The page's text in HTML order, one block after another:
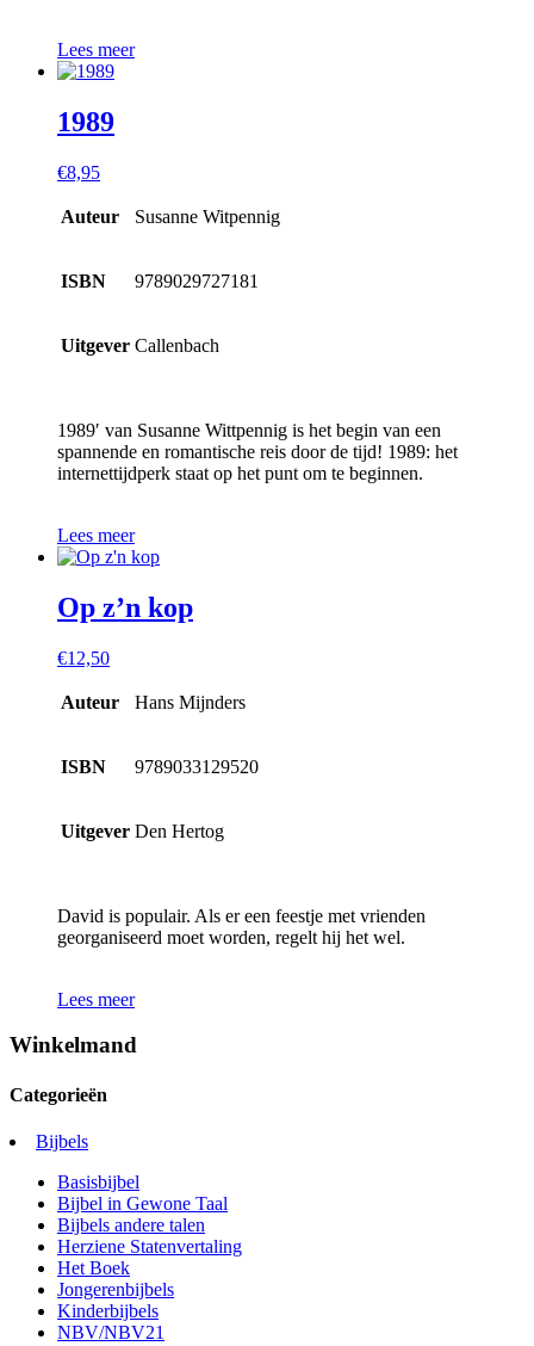
Lees meer
1989
€8,95
Auteur Susanne Witpennig
ISBN 9789029727181
Uitgever Callenbach
1989′ van Susanne Wittpennig is het begin van een
spannende en romantische reis door de tijd! 1989: het
internettijdperk staat op het punt om te beginnen.
Lees meer
Op z’n kop
€12,50
Auteur Hans Mijnders
ISBN 9789033129520
Uitgever Den Hertog
David is populair. Als er een feestje met vrienden
georganiseerd moet worden, regelt hij het wel.
Lees meer
Winkelmand
Categorieën
Bijbels
Basisbijbel
Bijbel in Gewone Taal
Bijbels andere talen
Herziene Statenvertaling
Het Boek
Jongerenbijbels
Kinderbijbels
NBV/NBV21